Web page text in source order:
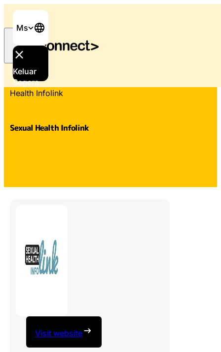
Ms
Keluar
Segera
Laman Utama
Health Infolink
Sexual Health Infolink
Visit website